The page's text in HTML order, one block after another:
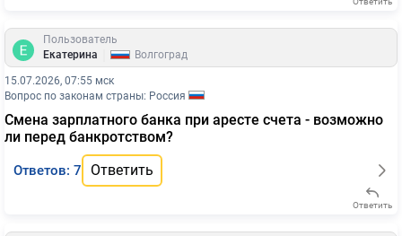
Пользователь
Екатерина
Волгоград
15.07.2026, 07:55 мск
Вопрос по законам страны: Россия
Смена зарплатного банка при аресте счета - возможно
ли перед банкротством?
Ответов: 7 Ответить
Ответить